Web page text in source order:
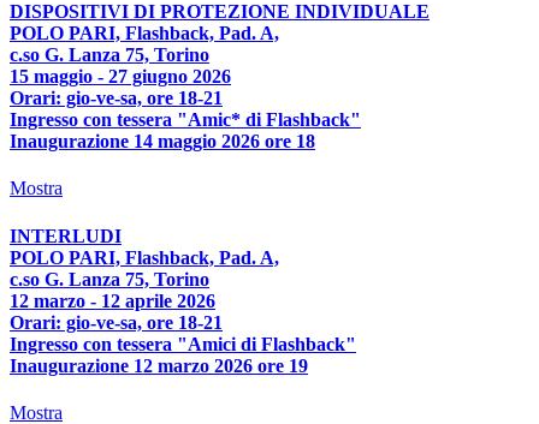
DISPOSITIVI DI PROTEZIONE INDIVIDUALE
POLO PARI, Flashback, Pad. A,
c.so G. Lanza 75, Torino
15 maggio - 27 giugno 2026
Orari: gio-ve-sa, ore 18-21
Ingresso con tessera "Amic* di Flashback"
Inaugurazione 14 maggio 2026 ore 18
Mostra
INTERLUDI
POLO PARI, Flashback, Pad. A,
c.so G. Lanza 75, Torino
12 marzo - 12 aprile 2026
Orari: gio-ve-sa, ore 18-21
Ingresso con tessera "Amici di Flashback"
Inaugurazione 12 marzo 2026 ore 19
Mostra